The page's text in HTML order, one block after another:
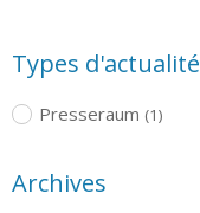
Types d'actualité
Presseraum (1)
Archives